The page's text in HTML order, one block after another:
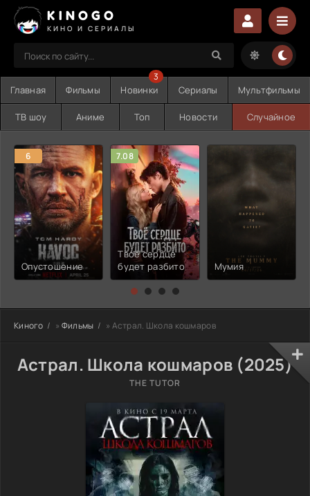
KINOGO
КИНО И СЕРИАЛЫ
Главная Фильмы Новинки
3
Сериалы Мультфильмы
ТВ шоу Аниме Топ Новости Случайное
6
Опустошение
7.08
Твоё сердце
будет разбито
Мумия
Киного » Фильмы » Астрал. Школа кошмаров
Астрал. Школа кошмаров (2025)
THE TUTOR